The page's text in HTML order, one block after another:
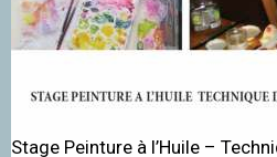
Stage Peinture à l’Huile –